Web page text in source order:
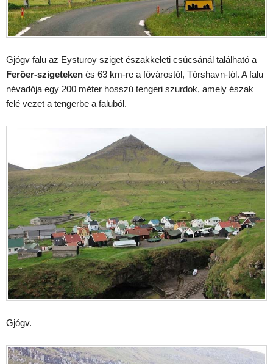
Gjógv falu az Eysturoy sziget északkeleti csúcsánál található a
Feröer-szigeteken és 63 km-re a fővárostól, Tórshavn-tól. A falu
névadója egy 200 méter hosszú tengeri szurdok, amely észak
felé vezet a tengerbe a faluból.
Gjógv.